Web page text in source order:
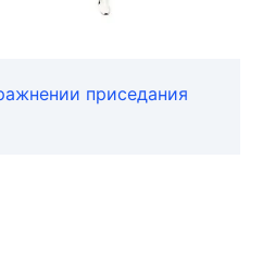
приседания